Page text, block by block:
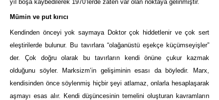
yıl boşa kaybedilerek 1970’lerde zaten var olan noktaya gelinmiştir.
Mümin ve put kırıcı
Kendinden önceyi yok saymaya Doktor çok hiddetlenir ve çok sert
eleştirilerde bulunur. Bu tavırlara “olağanüstü eşekçe küçümseyişler”
der. Çok doğru olarak bu tavırların kendi önüne çukur kazmak
olduğunu söyler. Marksizm’in gelişiminin esası da böyledir. Marx,
kendisinden önce söylenmiş hiçbir şeyi atlamaz, onlarla hesaplaşarak
aşmayı esas alır. Kendi düşüncesinin temelini oluşturan kavramların